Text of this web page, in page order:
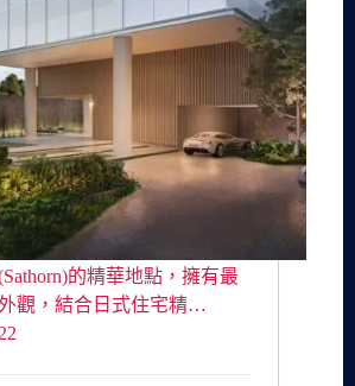
的精華地點，擁有最
觀，結合日式住宅精…